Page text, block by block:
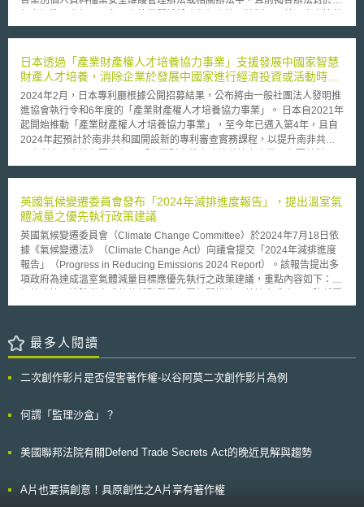
侵烏克蘭採取史無前例的強硬制裁措施。歐盟並藉此傳達其支持烏克蘭在國
馬州修正關於個人資料定義、適當防護措施及個資事故通報機制等事項，以
20日通過第626號法案（Senate Bill 626）[1]，修正《個資事故通報法》
（Security Breach Notification Act）[2]，其目的係為補充現行治理規範之
不足，修正重點涵蓋：擴充法定用詞之定義，針對「個人資料」（Personal
Information）與「適當防護措施」（Reasonable Safeguards）等條文予以
補充與增列；強化個資事故（Breach of the security of a system）之通報機
制與設立豁免條款，並釐清與其他法規間之適用關係；以及修訂違法情事之
民事裁罰。此外，本次修法亦明定，若機構或個人已採取適當防護措施，得
於自該日起所發現、判定或通報之個資事故，相關單位應即早進行法遵準
要說明如下： 一、擴充法定用詞之定義 （一）個人資料 於現行法規對個人
資料之定義下，再增加新資料類別： 1.與驗證碼、存取碼或密碼結合使用
時，可用以登入特定個人金融帳戶之專屬電子識別碼（Electronic
Identifier）或路由代碼（Routing Code）； 2.用以辨識特定自然人之獨特
生物特徵資料，例如指紋、視網膜或虹膜影像，或其他具體實體或數位形式
之生物辨識資料。 （二）適當防護措施 適當防護措施係指，為確保個人資
料安全而考量組織或機構之規模、產業別、以及保有之個資類別與數量所制
定之政策及作業實務。此概念包括但不限於：進行風險評估、建立技術面及
等。 二、強化事故通報機制與設立豁免條款 本法要求於發現系統個資事故
並已通知受影響之當事人後，應於60日內向州檢察總長（Attorney
數、預估之財務損失、所採行之適當防護措施等必要內容。惟若事故影響人
免除向檢察總長通報之義務。 此外，本法明確規範，若特定機構已依據其
（Health Insurance Portability and Accountability Act of 1996）等履行相
鍰之裁量將審酌事故規模、事故發生後組織之因應作為及是否履行事故通報
義務等因素而定，以確保裁量之比例原則。裁量情形說明如下： 1.若機構已
日本透過「產業財產權人才培養協力事業」支援發展中國家智慧
財產人才培養，消除企業於發展中國家進行經濟投資或活動時所
面臨的智慧財產權相關妨礙
2024年2月，日本專利廳根據公開招募結果，公布將由一般社團法人發明推
進協會執行令和6年度的「產業財產權人才培養協力事業」。 日本自2021年
起開始推動「產業財產權人才培養協力事業」，至今年已邁入第4年，且自
2024年起預計於南非共和國開設新的專利審查實務課程，以提升南非共和
本企業進行海外經濟投資及活動熱門的發展中國家（包含新興國家以及最低
養智慧財產相關權利取得與執行的實施人才為目的。在法制整備較為落後的
最低度開發國家如柬埔寨，人才培養強化支援的範圍亦包含產業財產權制度
的整備。人才培養的對象以智慧財產廳的職員、取締機關的職員以及民間的
智慧財產關係業者為重點，透過提升其對於智慧財產權的能力，解決日本企
業為在外國取得產業財產權的權利保護需要花費大量時間、日本企業的產業
財產權在外國受到侵害的案件逐年增加等問題，以消除日本企業在外國進行
經濟投資及活動時的巨大妨礙。 日本專利廳亦針對研修方針下列事項提出
審查品質的方針 透過學習日本的基準、判斷手法提升審查、審判的品質；
並透過學習日本的管理手法，提升審查品質管理能力。 3、仿冒品對策的對
應方針 透過介紹以日本及各國事例為基礎的支援，加深對於仿冒品對策的
導師制度（mentor），提升研修效果的同時，有效活用「線上」及「實體」
（OJT）、案件閱讀、模擬裁判（Mock Trial）等，提升實踐能力。 本文後
投資或活動時，亦應注意該國智慧財產權之程度，以評估相關風險。 本文
英國氣候變遷委員會發布「2024年減排進度報告」，提出溫室氣
體減量之優先執行政策建議
英國氣候變遷委員會（Climate Change Committee）於2024年7月18日依
據《氣候變遷法》（Climate Change Act）向議會提交「2024年減排進度
報告」（Progress in Reducing Emissions 2024 Report）。該報告提出多
項政府為達成溫室氣體減量目標應優先執行之政策建議，重點內容如下： 1.
價。 2.針對上屆政府推遲化石燃料車輛銷售禁令、決定20%家戶毋須淘汰化
移除阻礙熱泵、電動車充電樁及陸域風電等關鍵技術部署的行政障礙。 4.提
出公部門建築去碳之完整多年期戰略計畫。 5.改善再生能源差價合約
速產業電氣化，促進多數產業轉向使用電熱技術。 7.加強植樹造林及泥炭地
商業模式，以實現2030年，每年移除至少500萬噸二氧化碳目標。 9.就全國
總體而論，英國的溫室氣體減量目標正面臨難以達成的重大風險，政府應迅
最多人閱讀
二次創作影片是否侵害著作權-以谷阿莫二次創作影片為例
何謂「監理沙盒」？
美國聯邦法院有關Defend Trade Secrets Act的晚近見解與趨勢
A片也要搞創意！具原創性之A片享有著作權